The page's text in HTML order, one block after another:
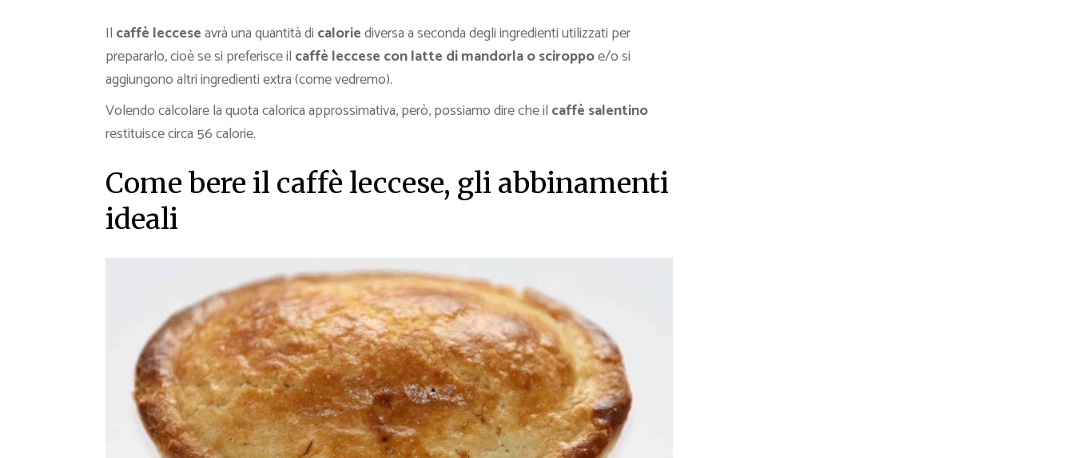
Il caffè lecceseavrà una quantità di caloriediversa a seconda degli ingredienti utilizzati per
prepararlo, cioè se si preferisce il caffè leccese con latte di mandorla o sciroppoe/o si
aggiungono altri ingredienti extra (come vedremo).
Volendo calcolare la quota calorica approssimativa, però, possiamo dire che il caffè salentino
restituisce circa 56 calorie.
Come bere il caffè leccese, gli abbinamenti
ideali